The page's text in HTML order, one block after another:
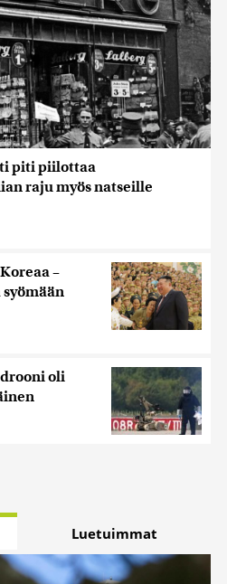
piti piilottaa
raju myös natseille
–
drooni oli
Luetuimmat